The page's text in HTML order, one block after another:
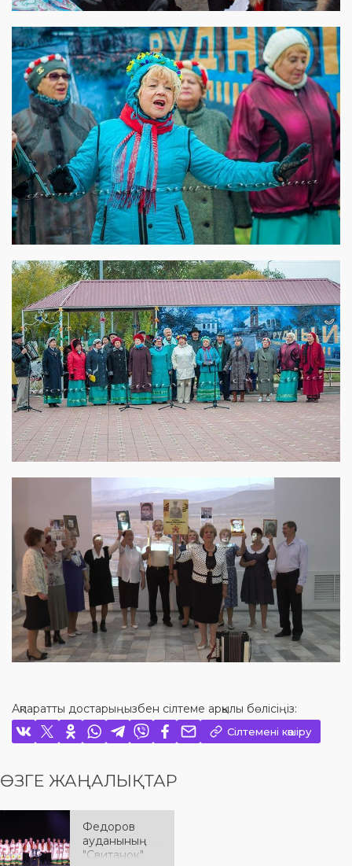
Ақпаратты достарыңызбен сілтеме арқылы бөлісіңіз:
Сілтемені көшіру
ӨЗГЕ ЖАҢАЛЫҚТАР
Федоров
ауданының
"Свитанок"